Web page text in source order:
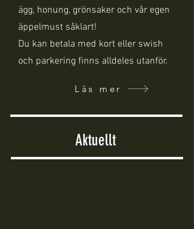
ägg, honung, grönsaker och vår egen
äppelmust såklart!
Du kan betala med kort eller swish
och parkering finns alldeles utanför.
Läs mer
Aktuellt